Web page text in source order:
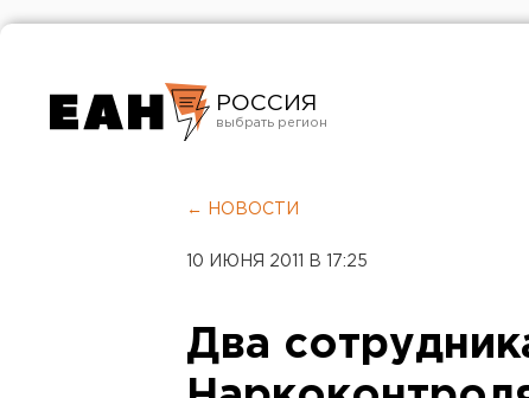
РОССИЯ
Челябинск
← НОВОСТИ
10 ИЮНЯ 2011 В 17:25
Два